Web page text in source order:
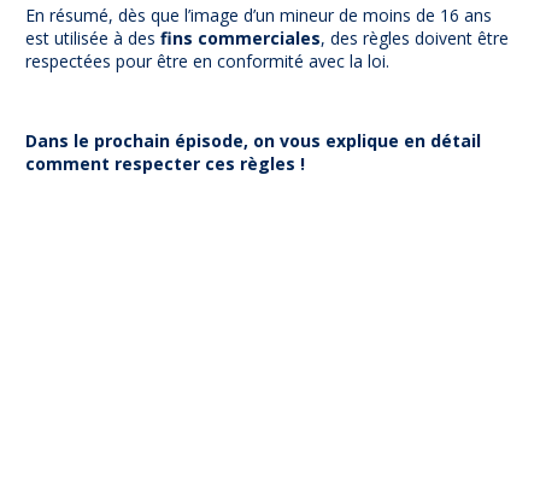
En résumé, dès que l’image d’un mineur de moins de 16 ans
est utilisée à des fins commerciales, des règles doivent être
respectées pour être en conformité avec la loi.
Dans le prochain épisode, on vous explique en détail
comment respecter ces règles !